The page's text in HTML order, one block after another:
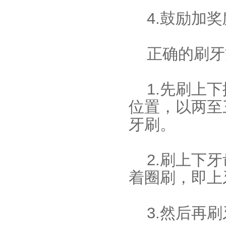
4.鼓励加奖
正确的刷
1.先刷上
位置，以两
牙刷。
2.刷上下
着圈刷，即上
3.然后再